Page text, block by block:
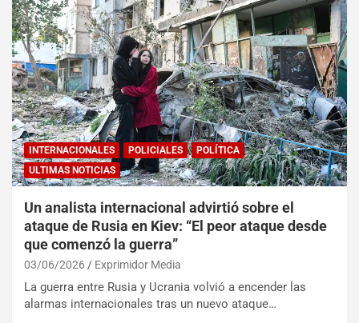
INTERNACIONALES POLICIALES
POLÍTICA
ULTIMAS NOTICIAS
Un analista internacional advirtió sobre el
ataque de Rusia en Kiev: “El peor ataque desde
que comenzó la guerra”
03/06/2026 Exprimidor Media
La guerra entre Rusia y Ucrania volvió a encender las
alarmas internacionales tras un nuevo ataque…